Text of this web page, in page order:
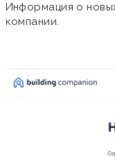
Информация о
компании.